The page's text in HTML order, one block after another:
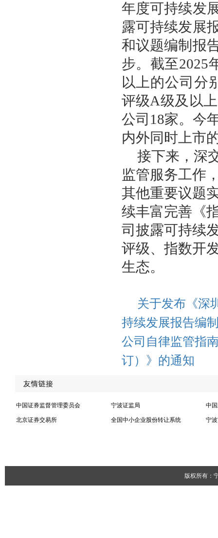
年度可持续发
露可持续发展
和议题编制报
步。截至2025
以上的公司分
评级A级及以
公司18家。 今
内外同时上市
接下来，深
监管服务工作
其他重要议题
续丰富完善《
司披露可持续
评级、指数开
生态。
关于发布 《
持续发展报告编
公司自律监管指
订） 》的通知
中国证券监督管理委员会 宁波证监局 中
北京证券交易所 全国中小企业股份转让系统 宁
版权所有：